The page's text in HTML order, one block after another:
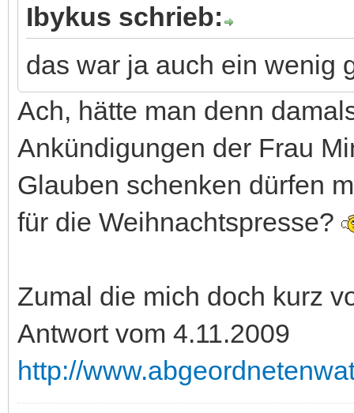
Ibykus schrieb:
das war ja auch ein wenig
Ach, hätte man denn
Ankündigungen der Frau
Glauben schenken dürfen
für die Weihnachtspresse?
Zumal die mich doch kurz
Antwort vom 4.11.2009
http://